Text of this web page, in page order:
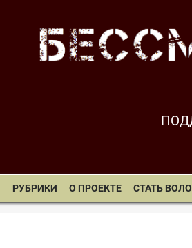
РУБРИКИ О ПРОЕКТЕ СТАТЬ